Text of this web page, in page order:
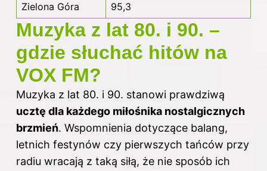
Zielona Góra
95,3
Muzyka z lat 80. i 90. –
gdzie słuchać hitów na
VOX FM?
Muzyka z lat 80. i 90. stanowi prawdziwą
ucztę dla każdego miłośnika nostalgicznych
brzmień. Wspomnienia dotyczące balang,
letnich festynów czy pierwszych tańców przy
radiu wracają z taką siłą, że nie sposób ich